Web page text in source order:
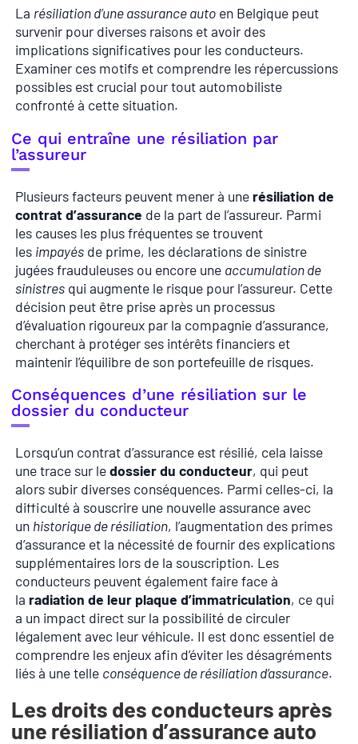
La résiliation d’une assurance auto en Belgique peut
survenir pour diverses raisons et avoir des
implications significatives pour les conducteurs.
Examiner ces motifs et comprendre les répercussions
possibles est crucial pour tout automobiliste
confronté à cette situation.
Ce qui entraîne une résiliation par
l’assureur
Plusieurs facteurs peuvent mener à une résiliation de
contrat d’assurance de la part de l’assureur. Parmi
les causes les plus fréquentes se trouvent
les impayés de prime, les déclarations de sinistre
jugées frauduleuses ou encore une accumulation de
sinistres qui augmente le risque pour l’assureur. Cette
décision peut être prise après un processus
d’évaluation rigoureux par la compagnie d’assurance,
cherchant à protéger ses intérêts financiers et
maintenir l’équilibre de son portefeuille de risques.
Conséquences d’une résiliation sur le
dossier du conducteur
Lorsqu’un contrat d’assurance est résilié, cela laisse
une trace sur ledossier du conducteur, qui peut
alors subir diverses conséquences. Parmi celles-ci, la
difficulté à souscrire une nouvelle assurance avec
un historique de résiliation, l’augmentation des primes
d’assurance et la nécessité de fournir des explications
supplémentaires lors de la souscription. Les
conducteurs peuvent également faire face à
la radiation de leur plaque d’immatriculation, ce qui
a un impact direct sur la possibilité de circuler
légalement avec leur véhicule. Il est donc essentiel de
comprendre les enjeux afin d’éviter les désagréments
liés à une telle conséquence de résiliation d’assurance.
Les droits des conducteurs après
une résiliation d’assurance auto